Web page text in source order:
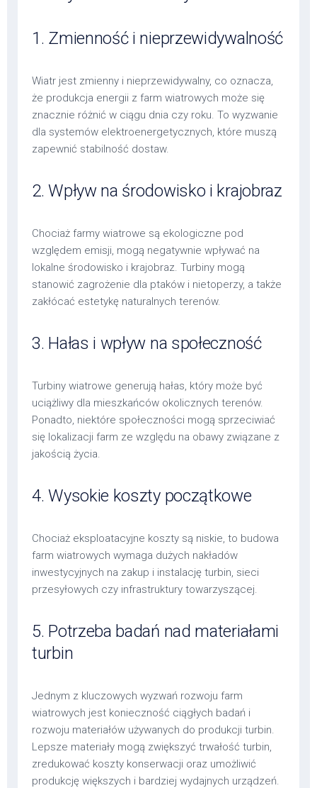
1. Zmienność i nieprzewidywalność
Wiatr jest zmienny i nieprzewidywalny, co oznacza,
że produkcja energii z farm wiatrowych może się
znacznie różnić w ciągu dnia czy roku. To wyzwanie
dla systemów elektroenergetycznych, które muszą
zapewnić stabilność dostaw.
2. Wpływ na środowisko i krajobraz
Chociaż farmy wiatrowe są ekologiczne pod
względem emisji, mogą negatywnie wpływać na
lokalne środowisko i krajobraz. Turbiny mogą
stanowić zagrożenie dla ptaków i nietoperzy, a także
zakłócać estetykę naturalnych terenów.
3. Hałas i wpływ na społeczność
Turbiny wiatrowe generują hałas, który może być
uciążliwy dla mieszkańców okolicznych terenów.
Ponadto, niektóre społeczności mogą sprzeciwiać
się lokalizacji farm ze względu na obawy związane z
jakością życia.
4. Wysokie koszty początkowe
Chociaż eksploatacyjne koszty są niskie, to budowa
farm wiatrowych wymaga dużych nakładów
inwestycyjnych na zakup i instalację turbin, sieci
przesyłowych czy infrastruktury towarzyszącej.
5. Potrzeba badań nad materiałami
turbin
Jednym z kluczowych wyzwań rozwoju farm
wiatrowych jest konieczność ciągłych badań i
rozwoju materiałów używanych do produkcji turbin.
Lepsze materiały mogą zwiększyć trwałość turbin,
zredukować koszty konserwacji oraz umożliwić
produkcję większych i bardziej wydajnych urządzeń.